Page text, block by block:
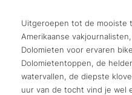
Uitgeroepen tot de mooiste
Amerikaanse
Dolomieten voor ervaren
Dolomietentoppen, de
watervallen, de diepste
uur van de tocht vind je wel